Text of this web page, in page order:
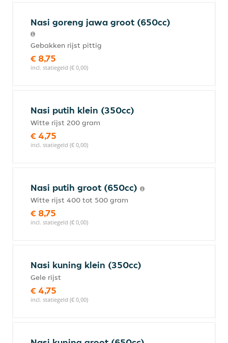
Nasi goreng jawa groot (650cc)
Gebakken rijst pittig
€ 8,75
incl. statiegeld (€ 0,00)
Nasi putih klein (350cc)
Witte rijst 200 gram
€ 4,75
incl. statiegeld (€ 0,00)
Nasi putih groot (650cc)
Witte rijst 400 tot 500 gram
€ 8,75
incl. statiegeld (€ 0,00)
Nasi kuning klein (350cc)
Gele rijst
€ 4,75
incl. statiegeld (€ 0,00)